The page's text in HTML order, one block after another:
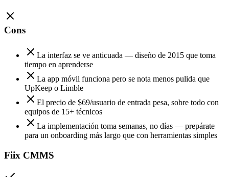
Cons
La interfaz se ve anticuada — diseño de 2015 que toma
tiempo en aprenderse
La app móvil funciona pero se nota menos pulida que
UpKeep o Limble
El precio de $69/usuario de entrada pesa, sobre todo con
equipos de 15+ técnicos
La implementación toma semanas, no días — prepárate
para un onboarding más largo que con herramientas simples
Fiix CMMS